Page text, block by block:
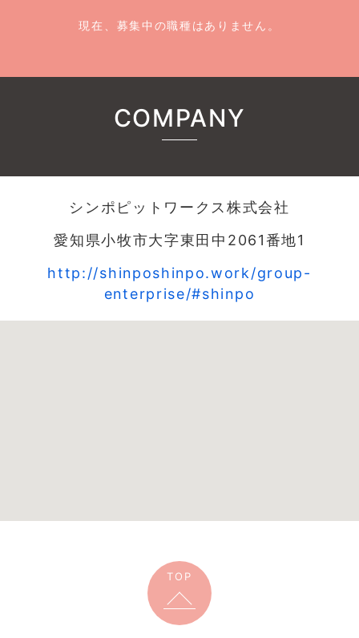
現在、募集中の職種はありません。
COMPANY
シンポピットワークス株式会社
愛知県小牧市大字東田中2061番地1
http://shinposhinpo.work/group-
enterprise/#shinpo
TOP